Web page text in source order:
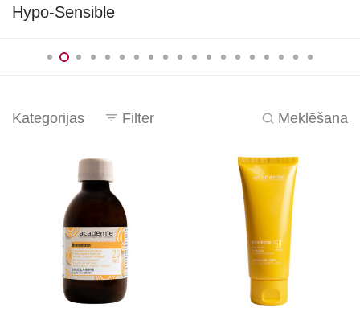
Hypo-Sensible
Kategorijas Filter Meklēšana